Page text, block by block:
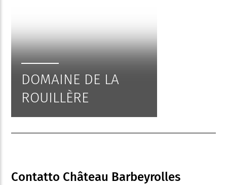
DOMAINE DE LA
ROUILLÈRE
Contatto Château Barbeyrolles